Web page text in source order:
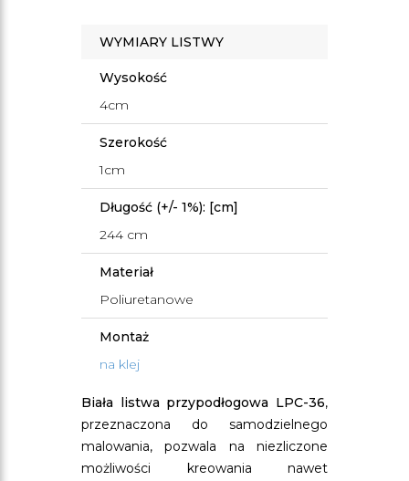
WYMIARY LISTWY
Wysokość
4cm
Szerokość
1cm
Długość (+/- 1%): [cm]
244 cm
Materiał
Poliuretanowe
Montaż
na klej
Biała listwa przypodłogowa LPC-36,
przeznaczona do samodzielnego
malowania, pozwala na niezliczone
możliwości kreowania nawet